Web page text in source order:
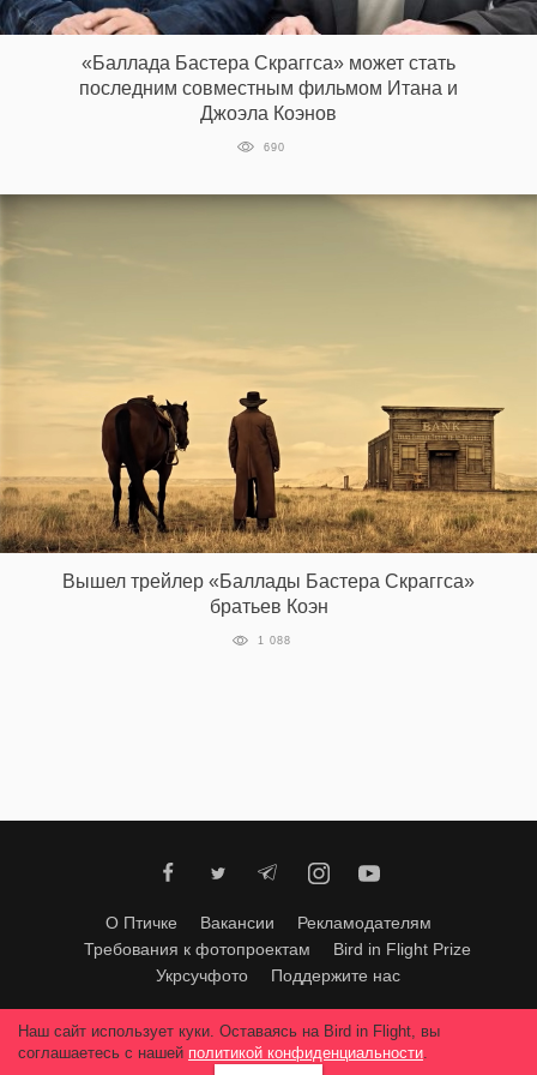
«Баллада Бастера Скраггса» может стать
последним совместным фильмом Итана и
Джоэла Коэнов
690
Вышел трейлер «Баллады Бастера Скраггса»
братьев Коэн
1 088
О Птичке Вакансии
Рекламодателям
Требования к фотопроектам
Bird in Flight Prize
Укрсучфото
Поддержите нас
Любое использование материалов допускается только с согласия
редакции.© 2026, Bird In Flight.
Наш сайт использует куки. Оставаясь на Bird in Flight, вы
соглашаетесь с нашей политикой конфиденциальности.